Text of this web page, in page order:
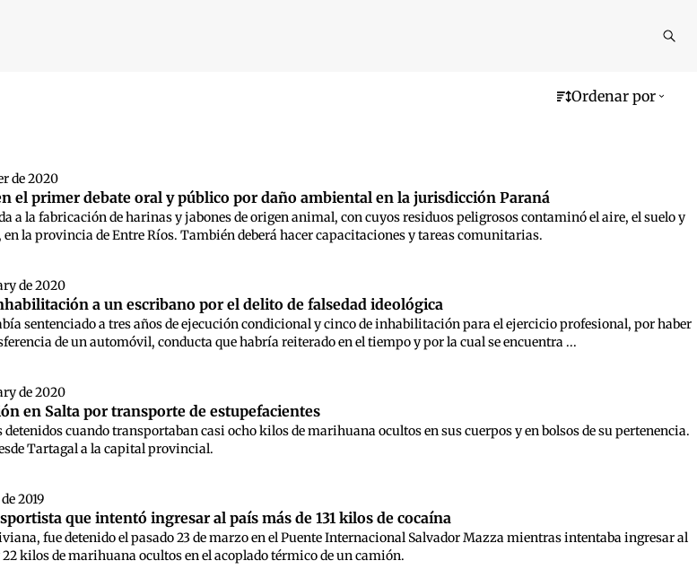
Ordenar por
de 2020
el primer debate oral y público por daño ambiental en la jurisdicción Paraná
a la fabricación de harinas y jabones de origen animal, con cuyos residuos peligrosos contaminó el aire, el suelo y
en la provincia de Entre Ríos. También deberá hacer capacitaciones y tareas comunitarias.
de 2020
a un escribano por el delito de falsedad ideológica
sentenciado a tres años de ejecución condicional y cinco de inhabilitación para el ejercicio profesional, por haber
de un automóvil, conducta que habría reiterado en el tiempo y por la cual se encuentra ...
de 2020
en Salta por transporte de estupefacientes
cuando transportaban casi ocho kilos de marihuana ocultos en sus cuerpos y en bolsos de su pertenencia.
Tartagal a la capital provincial.
2019
que intentó ingresar al país más de 131 kilos de cocaína
fue detenido el pasado 23 de marzo en el Puente Internacional Salvador Mazza mientras intentaba ingresar al
kilos de marihuana ocultos en el acoplado térmico de un camión.